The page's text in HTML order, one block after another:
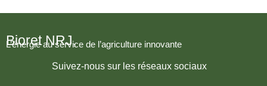
Bioret NRJ,
L’énergie au service de l’agriculture innovante
Suivez-nous sur les réseaux sociaux